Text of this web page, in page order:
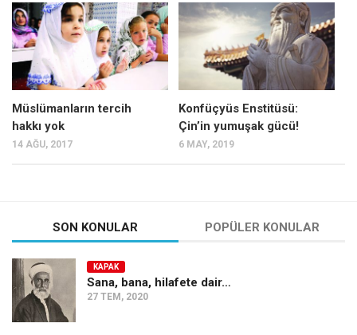
Mehmet Ali Tekin
Abir E. Nahas
Amina S. Jenenkovic
Bağdagül Öz
Esra Elönü
Kategoriler
Kültür Sanat
Kitap
Karisi kitap sualleri
Müslümanların tercih
hakkı yok
14 AĞU, 2017
Konfüçyüs Enstitüsü:
Çin’in yumuşak gücü!
6 MAY, 2019
SON KONULAR POPÜLER KONULAR
KAPAK
Sana, bana, hilafete dair…
27 TEM, 2020